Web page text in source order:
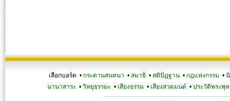
เลือกบอร์ด • กระดานสนทนา • สมาธิ • สติปัฏฐาน • กฎแห่งกรรม •
นานาสาระ• วิทยุธรรมะ• เสียงธรรม • เสียงสวดมนต์ • ประวัติพระพุท